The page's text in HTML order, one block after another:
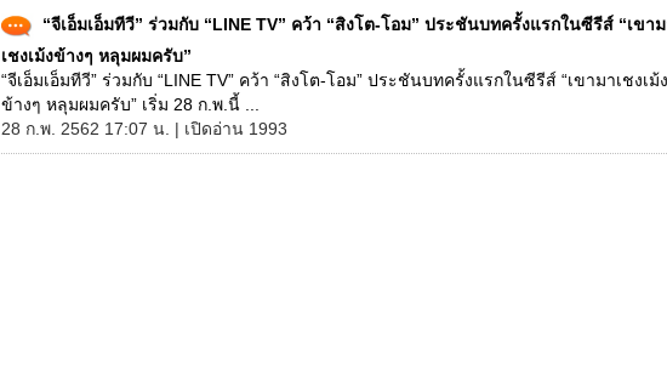
“จีเอ็มเอ็มทีวี” ร่วมกับ “LINE TV” คว้า “สิงโต-โอม” ประชันบทครั้งแรกในซีรีส์ “เขา
เชงเม้งข้างๆ หลุมผมครับ”
“จีเอ็มเอ็มทีวี” ร่วมกับ “LINE TV” คว้า “สิงโต-โอม” ประชันบทครั้งแรกในซีรีส์ “เขามาเชงเม้ง
ข้างๆ หลุมผมครับ” เริ่ม 28 ก.พ.นี้ ...
28 ก.พ. 2562 17:07 น. | เปิดอ่าน 1993